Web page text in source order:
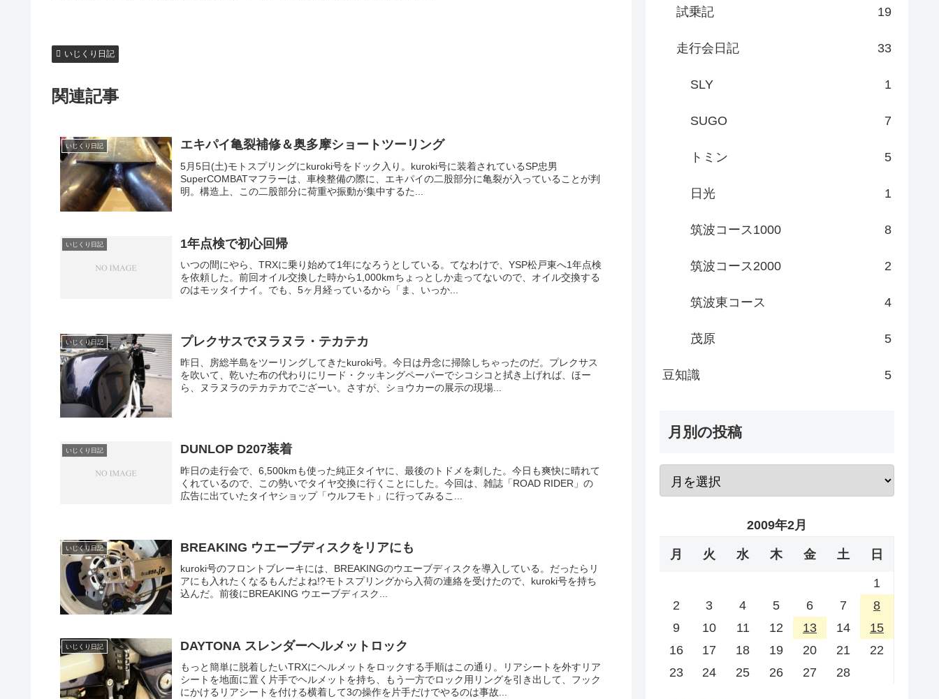
いじくり日記
関連記事
いじくり日記 エキパイ亀裂補修＆奥多摩ショートツーリング
5月5日(土)モトスプリングにkuroki号をドック入り。kuroki号に装着されているSP忠男
SuperCOMBATマフラーは、車検整備の際に、エキパイの二股部分に亀裂が入っていることが判
明。構造上、この二股部分に荷重や振動が集中するた...
いじくり日記 1年点検で初心回帰
いつの間にやら、TRXに乗り始めて1年になろうとしている。てなわけで、YSP松戸東へ1年点検
を依頼した。前回オイル交換した時から1,000kmちょっとしか走ってないので、オイル交換する
のはモッタイナイ。でも、5ヶ月経っているから「ま、いっか...
いじくり日記 プレクサスでヌラヌラ・テカテカ
昨日、房総半島をツーリングしてきたkuroki号。今日は丹念に掃除しちゃったのだ。プレクサス
を吹いて、乾いた布の代わりにリード・クッキングペーパーでシコシコと拭き上げれば、ほー
ら、ヌラヌラのテカテカでござーい。さすが、ショウカーの展示の現場...
いじくり日記 DUNLOP D207装着
昨日の走行会で、6,500kmも使った純正タイヤに、最後のトドメを刺した。今日も爽快に晴れて
くれているので、この勢いでタイヤ交換に行くことにした。今回は、雑誌「ROAD RIDER」の
広告に出ていたタイヤショップ「ウルフモト」に行ってみるこ...
いじくり日記 BREAKING ウエーブディスクをリアにも
kuroki号のフロントブレーキには、BREAKINGのウエーブディスクを導入している。だったらリ
アにも入れたくなるもんだよね!?モトスプリングから入荷の連絡を受けたので、kuroki号を持ち
込んだ。前後にBREAKING ウエーブディスク...
いじくり日記 DAYTONA スレンダーヘルメットロック
もっと簡単に脱着したいTRXにヘルメットをロックする手順はこの通り。リアシートを外すリア
シートを地面に置く片手でヘルメットを持ち、もう一方でロック用リングを引き出して、フック
にかけるリアシートを付ける横着して3の操作を片手だけでやるのは事故...
試乗記 19
走行会日記 33
SLY 1
SUGO 7
トミン 5
日光 1
筑波コース1000 8
筑波コース2000 2
筑波東コース 4
茂原 5
豆知識 5
月別の投稿
2009年2月
月 火 水 木 金 土 日
1
2
3 4 5 6 7
8
9
10 11 12 13 14
15
16
17 18 19 20 21
22
23
24 25 26 27 28